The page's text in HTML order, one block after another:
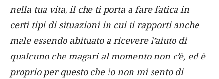
nella tua vita, il che ti porta a fare fatica in
certi tipi di situazioni in cui ti rapporti anche
male essendo abituato a ricevere l’aiuto di
qualcuno che magari al momento non c’è, ed è
proprio per questo che io non mi sento di